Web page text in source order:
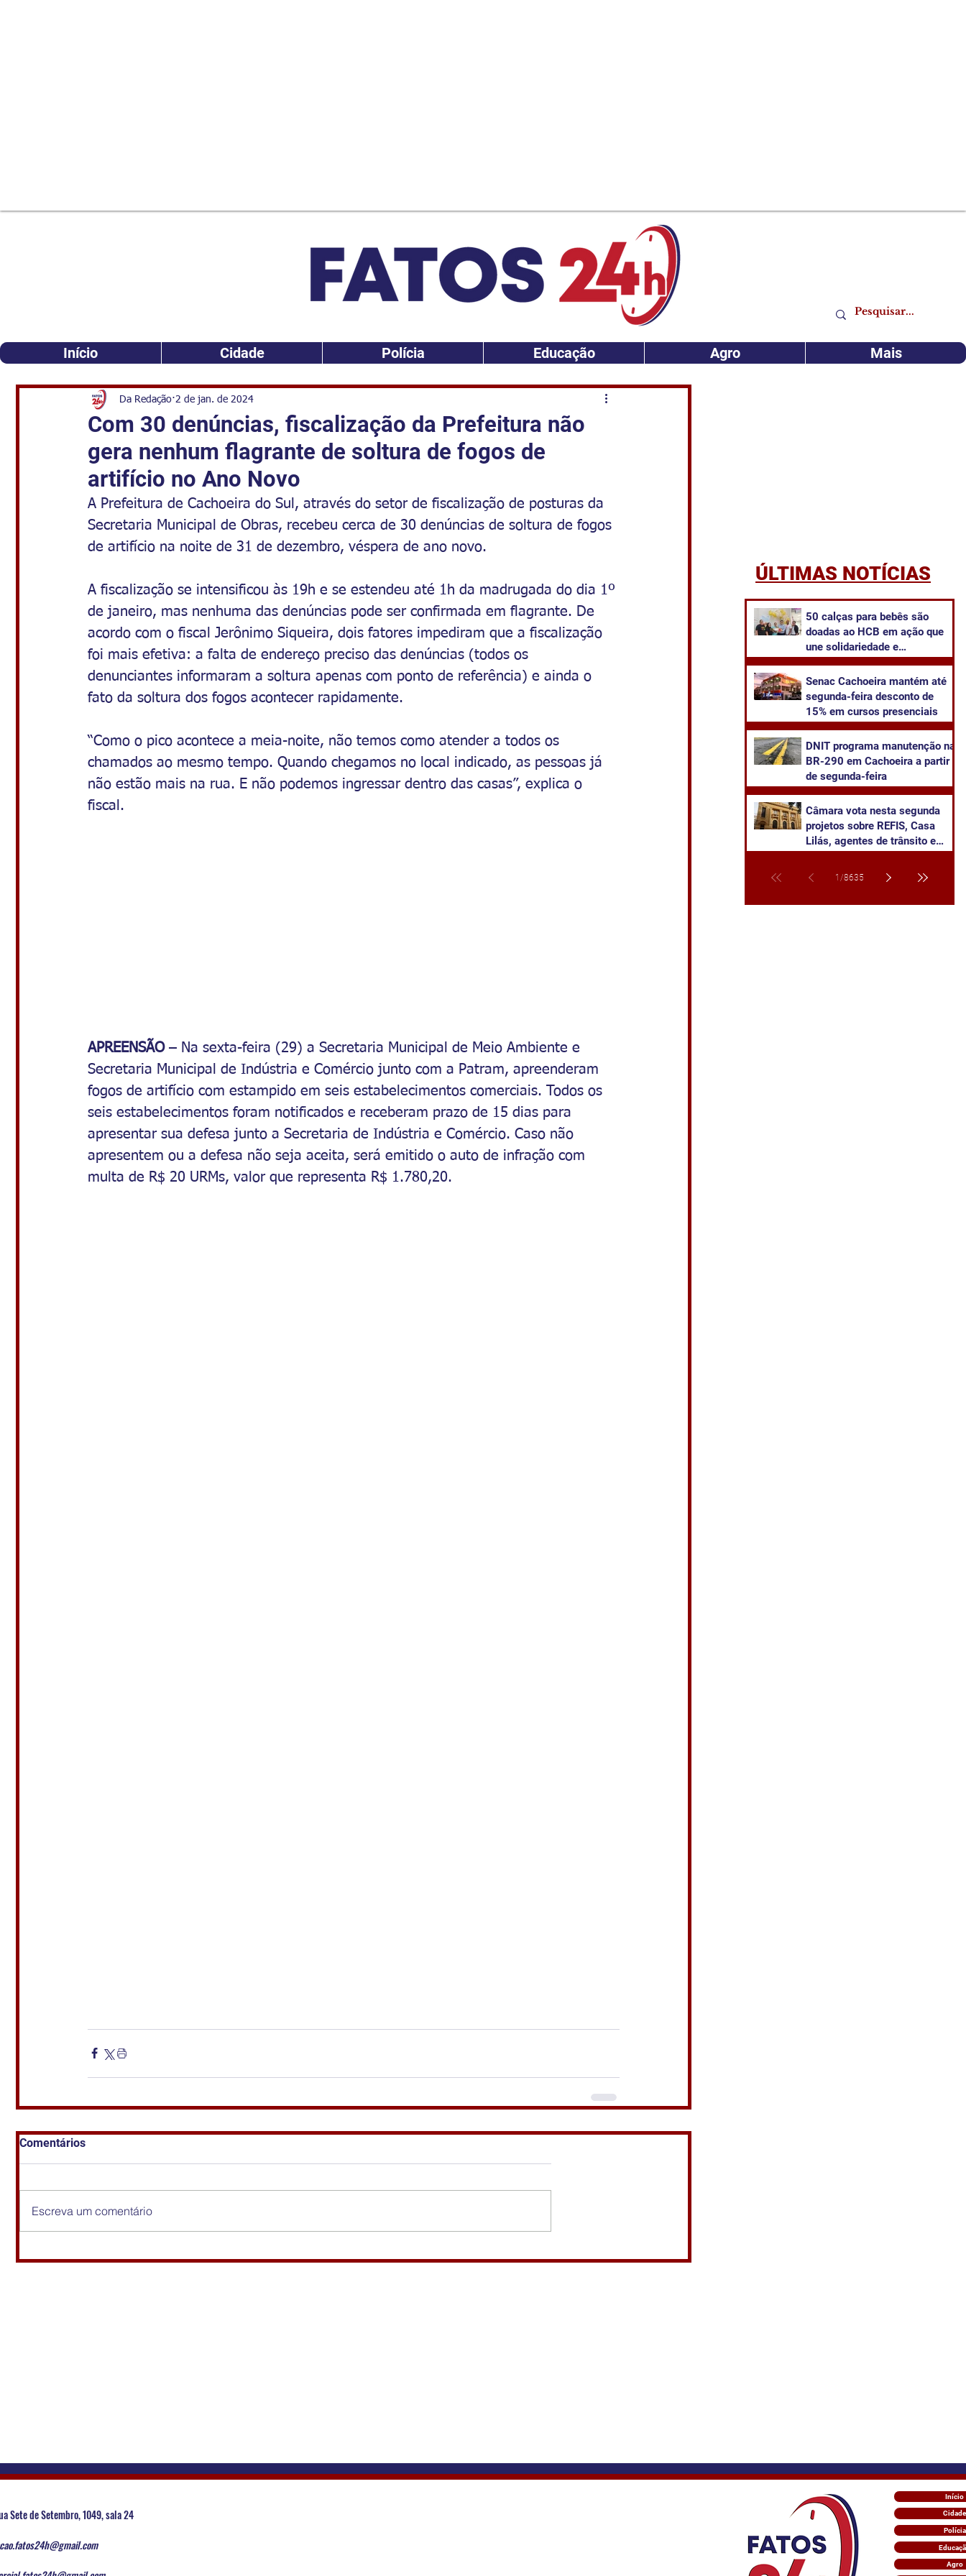
Início Cidade Polícia Educação Agro Mais
Com 30 denúncias, fiscalização da Prefeitura não
gera nenhum flagrante de soltura de fogos de
artifício no Ano Novo
Da Redação 2 de jan. de 2024
A Prefeitura de Cachoeira do Sul, através do setor de fiscalização de posturas da
Secretaria Municipal de Obras, recebeu cerca de 30 denúncias de soltura de fogos
de artifício na noite de 31 de dezembro, véspera de ano novo.
A fiscalização se intensificou às 19h e se estendeu até 1h da madrugada do dia 1º
de janeiro, mas nenhuma das denúncias pode ser confirmada em flagrante. De
acordo com o fiscal Jerônimo Siqueira, dois fatores impediram que a fiscalização
foi mais efetiva: a falta de endereço preciso das denúncias (todos os
denunciantes informaram a soltura apenas com ponto de referência) e ainda o
fato da soltura dos fogos acontecer rapidamente.
“Como o pico acontece a meia-noite, não temos como atender a todos os
chamados ao mesmo tempo. Quando chegamos no local indicado, as pessoas já
não estão mais na rua. E não podemos ingressar dentro das casas”, explica o
fiscal.
APREENSÃO – Na sexta-feira (29) a Secretaria Municipal de Meio Ambiente e
Secretaria Municipal de Indústria e Comércio junto com a Patram, apreenderam
fogos de artifício com estampido em seis estabelecimentos comerciais. Todos os
seis estabelecimentos foram notificados e receberam prazo de 15 dias para
apresentar sua defesa junto a Secretaria de Indústria e Comércio. Caso não
apresentem ou a defesa não seja aceita, será emitido o auto de infração com
multa de R$ 20 URMs, valor que representa R$ 1.780,20.
Comentários
Escreva um comentário
ÚLTIMAS NOTÍCIAS
50 calças para bebês são
doadas ao HCB em ação que
une solidariedade e
Senac Cachoeira mantém até
segunda-feira desconto de
15% em cursos presenciais
DNIT programa manutenção na
BR-290 em Cachoeira a partir
de segunda-feira
Câmara vota nesta segunda
projetos sobre REFIS, Casa
Lilás, agentes de trânsito e
1 /8635
Sete de Setembro, 1049, sala 24
Início
Cidade
Polícia
Agro